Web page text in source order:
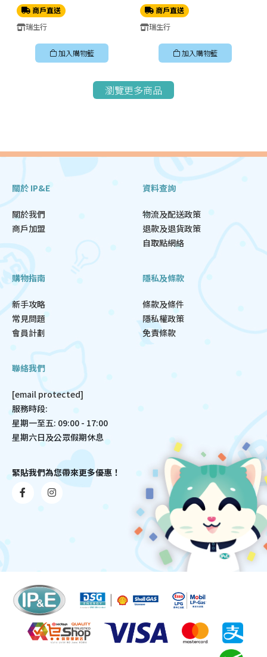
商戶直送
瑞生行
加入購物籃
商戶直送
瑞生行
加入購物籃
瀏覽更多商品
關於 IP&E
關於我們
商戶加盟
資料查詢
物流及配送政策
退款及退貨政策
自取點網絡
購物指南
新手攻略
常見問題
會員計劃
隱私及條款
條款及條件
隱私權政策
免責條款
聯絡我們
[email protected]
服務時段:
星期一至五: 09:00 - 17:00
星期六日及公眾假期休息
緊貼我們為您帶來更多優惠！